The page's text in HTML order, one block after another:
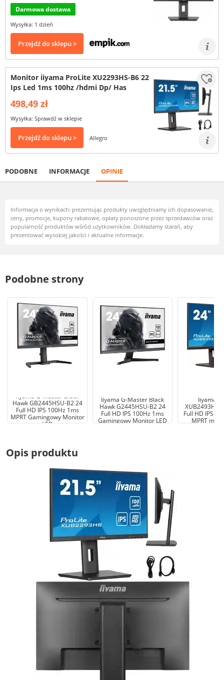
Darmowa dostawa
Wysyłka: 1 dzień
Przejdź do sklepu >
Monitor iiyama ProLite XU2293HS-B6 22
Ips Led 1ms 100hz /hdmi Dp/ Has
498,49 zł
Wysyłka: Sprawdź w sklepie
Przejdź do sklepu > Allegro
PODOBNE INFORMACJE OPINIE
Informacja o wynikach: prezentując produkty uwzględniamy ich dopasowanie,
ceny, promocje, kupony rabatowe, opłaty ponoszone przez sprzedawców oraz
popularność produktów wśród użytkowników. Dokładamy starań, aby
prezentować wysokiej jakości i aktualne informacje.
Podobne strony
Iiyama G-Master Black
Hawk GB2445HSU-B2 24
Full HD IPS 100Hz 1ms
MPRT Gamingowy Monitor
LED
Iiyama G-Master Black
Hawk G2445HSU-B2 24
Full HD IPS 100Hz 1ms
Gamingowy Monitor LED
Iiyama
XUB2493HS-
Full HD IPS
MPRT
Opis produktu